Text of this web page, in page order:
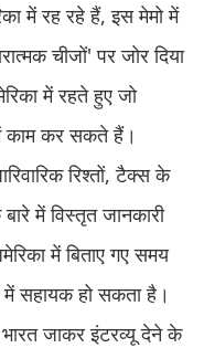
में रह रहे हैं, इस मेमो में
चीजों' पर जोर दिया
में रहते हुए जो
काम कर सकते हैं।
रिश्तों, टैक्स के
में विस्तृत जानकारी
में बिताए गए समय
सहायक हो सकता है।
जाकर इंटरव्यू देने के